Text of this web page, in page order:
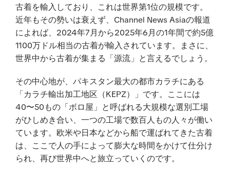
古着を輸入しており、これは世界第1位の規模です。
近年もその勢いは衰えず、Channel News Asiaの報道
によれば、2024年7月から2025年6月の1年間で約5億
1100万ドル相当の古着が輸入されています。まさに、
世界中から古着が集まる「源流」と言えるでしょう。
その中心地が、パキスタン最大の都市カラチにある
「カラチ輸出加工地区（KEPZ）」です。ここには
40〜50もの「ボロ屋」と呼ばれる大規模な選別工場
がひしめき合い、一つの工場で数百人もの人々が働い
ています。欧米や日本などから船で運ばれてきた古着
は、ここで人の手によって膨大な時間をかけて仕分け
られ、再び世界中へと旅立っていくのです。